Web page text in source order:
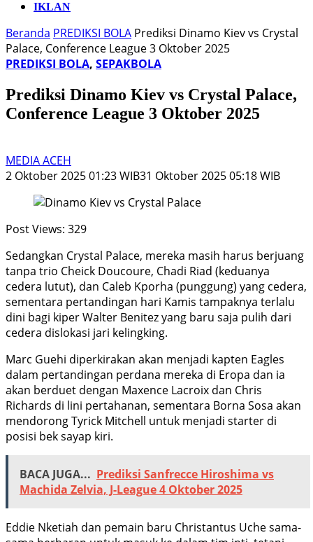
IKLAN
Beranda PREDIKSI BOLA Prediksi Dinamo Kiev vs Crystal
Palace, Conference League 3 Oktober 2025
PREDIKSI BOLA, SEPAKBOLA
Prediksi Dinamo Kiev vs Crystal Palace,
Conference League 3 Oktober 2025
MEDIA ACEH
2 Oktober 2025 01:23 WIB31 Oktober 2025 05:18 WIB
Post Views: 329
Sedangkan Crystal Palace, mereka masih harus berjuang
tanpa trio Cheick Doucoure, Chadi Riad (keduanya
cedera lutut), dan Caleb Kporha (punggung) yang cedera,
sementara pertandingan hari Kamis tampaknya terlalu
dini bagi kiper Walter Benitez yang baru saja pulih dari
cedera dislokasi jari kelingking.
Marc Guehi diperkirakan akan menjadi kapten Eagles
dalam pertandingan perdana mereka di Eropa dan ia
akan berduet dengan Maxence Lacroix dan Chris
Richards di lini pertahanan, sementara Borna Sosa akan
mendorong Tyrick Mitchell untuk menjadi starter di
posisi bek sayap kiri.
BACA JUGA... Prediksi Sanfrecce Hiroshima vs
Machida Zelvia, J-League 4 Oktober 2025
Eddie Nketiah dan pemain baru Christantus Uche sama-